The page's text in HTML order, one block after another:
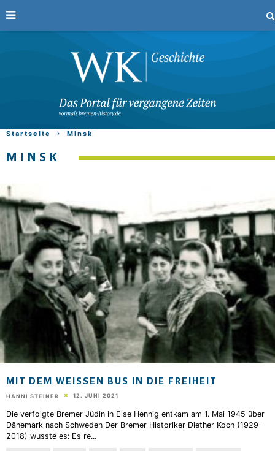
Startseite Minsk
MINSK
MIT DEM WEISSEN BUS IN DIE FREIHEIT
HANNI STEINER 12. JUNI 2021
Die verfolgte Bremer Jüdin in Else Hennig entkam am 1. Mai 1945 über
Dänemark nach Schweden Der Bremer Historiker Diether Koch (1929-
2018) wusste es: Es re...